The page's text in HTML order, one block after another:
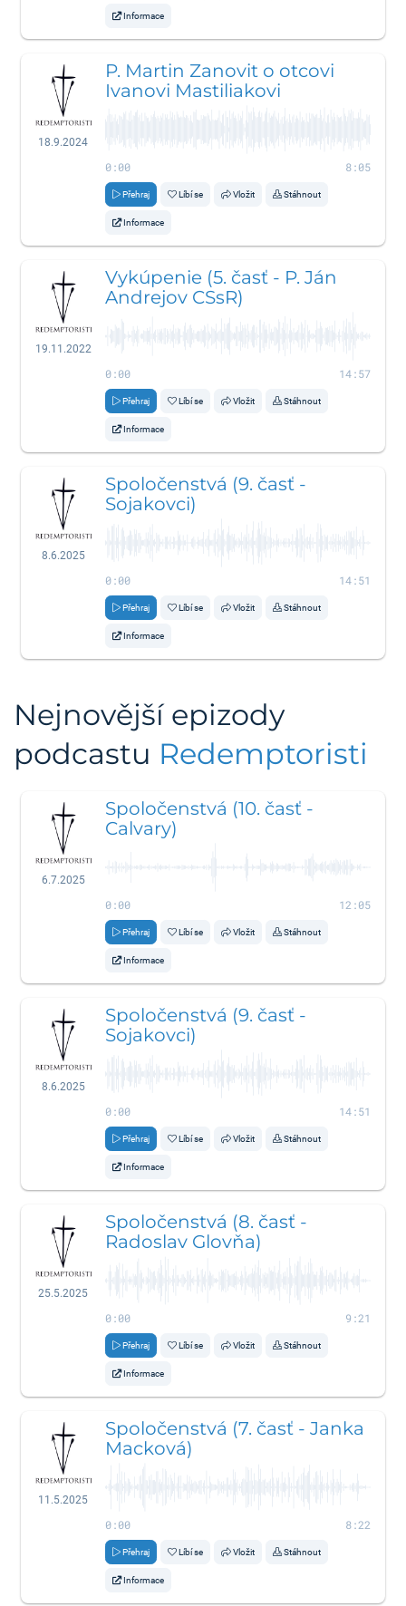
Informace
18.9.2024
P. Martin Zanovit o otcovi
Ivanovi Mastiliakovi
0:00 8:05
Přehraj Líbí se Vložit Stáhnout
Informace
19.11.2022
Vykúpenie (5. časť - P. Ján
Andrejov CSsR)
0:00 14:57
Přehraj Líbí se Vložit Stáhnout
Informace
8.6.2025
Spoločenstvá (9. časť -
Sojakovci)
0:00 14:51
Přehraj Líbí se Vložit Stáhnout
Informace
Nejnovější epizody
podcastu Redemptoristi
6.7.2025
Spoločenstvá (10. časť -
Calvary)
0:00 12:05
Přehraj Líbí se Vložit Stáhnout
Informace
8.6.2025
Spoločenstvá (9. časť -
Sojakovci)
0:00 14:51
Přehraj Líbí se Vložit Stáhnout
Informace
25.5.2025
Spoločenstvá (8. časť -
Radoslav Glovňa)
0:00 9:21
Přehraj Líbí se Vložit Stáhnout
Informace
11.5.2025
Spoločenstvá (7. časť - Janka
Macková)
0:00 8:22
Přehraj Líbí se Vložit Stáhnout
Informace